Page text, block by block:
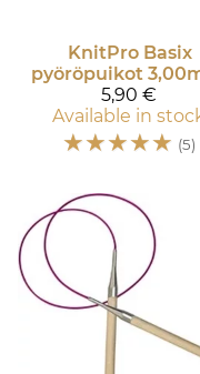
KnitPro Basix
pyöröpuikot
5,90 €
Available in
☆☆☆☆☆ (5)